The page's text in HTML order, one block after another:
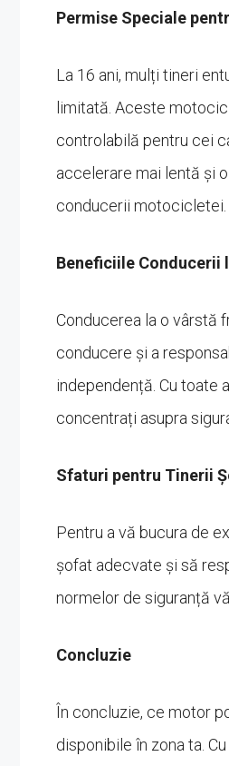
Permise Speciale
La 16 ani, mulți tineri
limitată. Aceste
controlabilă pentru cei
accelerare mai lentă și
conducerii motocicletei.
Beneficiile Conducerii
Conducerea la o vârstă
conducere și a
independență. Cu toate
concentrați asupra
Sfaturi pentru Tinerii
Pentru a vă bucura de
șofat adecvate și să
normelor de siguranță
Concluzie
În concluzie, ce motor
disponibile în zona ta.